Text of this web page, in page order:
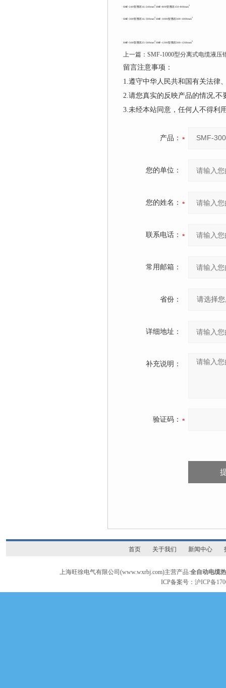
SMF-240型 围压16-240mm
2
SMF-800型 围压150-800mm
2
SMF-300型 围压16-300mm
2
SMF-1000型 围压300-1000mm
2
SMF-500型 围压25-500mm
2
SMF-1200型 围压300-1200mm
2
上一篇： SMF-1000型分离式电缆液压
留言注意事项：
1.遵守中华人民共和国有关法律
2.请您真实的反映产品的情况,
3.未经本站同意，任何人不得利
产品：
您的单位：
您的姓名：
联系电话：
常用邮箱：
省份：
详细地址：
补充说明：
验证码：
首页 关于我们 新闻中心
上海旺徐电气有限公司(www.wxrbj.com)主营产品:全自动电缆
ICP备案号：沪ICP备